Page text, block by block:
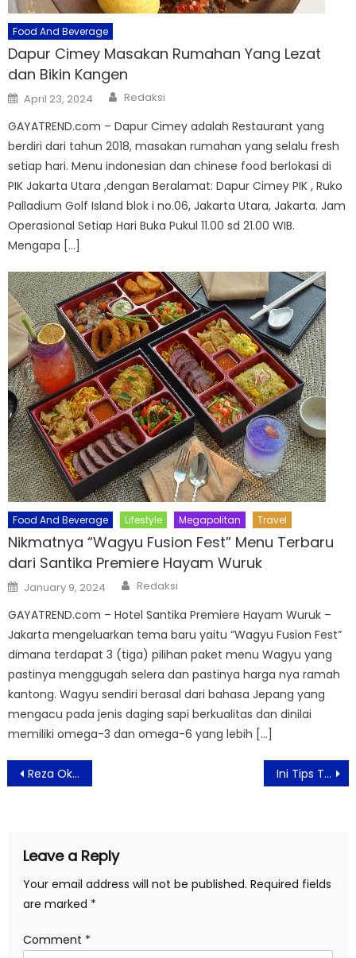
Food And Beverage
Dapur Cimey Masakan Rumahan Yang Lezat
dan Bikin Kangen
Posted
on
April 23, 2024 Author
Redaksi
GAYATREND.com – Dapur Cimey adalah Restaurant yang
berdiri dari tahun 2018, masakan rumahan yang selalu fresh
setiap hari. Menu indonesian dan chinese food berlokasi di
PIK Jakarta Utara ,dengan Beralamat: Dapur Cimey PIK , Ruko
Palladium Golf Island blok i no.06, Jakarta Utara, Jakarta. Jam
Operasional Setiap Hari Buka Pukul 11.00 sd 21.00 WIB.
Mengapa […]
Food And Beverage Lifestyle Megapolitan Travel
Nikmatnya “Wagyu Fusion Fest” Menu Terbaru
dari Santika Premiere Hayam Wuruk
Posted
on
January 9, 2024 Author
Redaksi
GAYATREND.com – Hotel Santika Premiere Hayam Wuruk –
Jakarta mengeluarkan tema baru yaitu “Wagyu Fusion Fest”
dimana terdapat 3 (tiga) pilihan paket menu Wagyu yang
pastinya menggugah selera dan pastinya harga nya ramah
kantong. Wagyu sendiri berasal dari bahasa Jepang yang
mengacu pada jenis daging sapi berkualitas dan dinilai
memiliki omega-3 dan omega-6 yang lebih […]
Post
navigation
Reza Oktovian Gandeng Slippydoor Luncurkan “Brown Sugar Boba Hennessy” Ini Tips Tampil Cantik Dan Sehat Secara Alami
Leave a Reply
Your email address will not be published. Required fields
are marked *
Comment *